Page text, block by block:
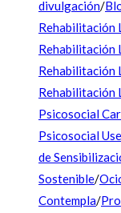
divulgación/
Rehabilitación
Rehabilitación
Rehabilitación
Rehabilitación
Psicosocial
Psicosocial
de
Sostenible/
Contempla/